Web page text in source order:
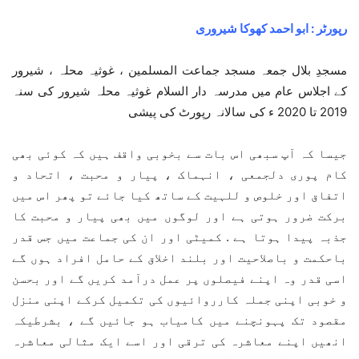
رپورٹر : ابو احمد کھوکا شیروری
مسجدِ بلال جمعہ مسجد جماعت المسلمین ، غوثیہ محلہ ، شیرور
کے اجلاس عام میں مدرسہ دار السلام غوثیہ محلہ شیرور کی سنہ
2019 تا 2020 ء کی سالانہ رپورٹ کی پیشی
جیسا کہ آپ سبھی اس بات سے بخوبی واقف ہیں کہ کوئی بھی
کام پوری دلجمعی ، انہماک ، پیار و محبت ، اتحاد و
اتفاق اور خلوص و للہیت کے ساتھ کیا جائے تو پھر اس میں
برکت ضرور ہوتی ہے اور لوگوں میں بھی پیار و محبت کا
جذبہ پیدا ہوتا ہے . کمیٹی اور ان کی جماعت میں جس قدر
باحکمت و باصلاحیت اور بلند اخلاق کے حامل افراد ہوں گے
اسی قدر وہ اپنے فیصلوں پر عمل درآمد کریں گے اور بحسن
و خوبی اپنی جملہ کارروائیوں کی تکمیل کرکے اپنی منزل
مقصود تک پہونچنے میں کامیاب ہو جائیں گے ، بشرطیکہ
انھیں اپنے معاشرہ کی ترقی اور اسے ایک مثالی معاشرہ